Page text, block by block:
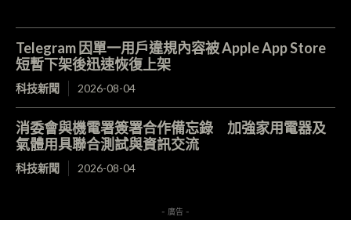
Telegram 因單一用戶違規內容被 Apple App Store
短暫下架後迅速恢復上架
科技新聞 2026-08-04
消委會與機電署簽署合作備忘錄 加強家用電器及
氣體用具聯合測試與資訊交流
科技新聞 2026-08-04
- 廣告 -